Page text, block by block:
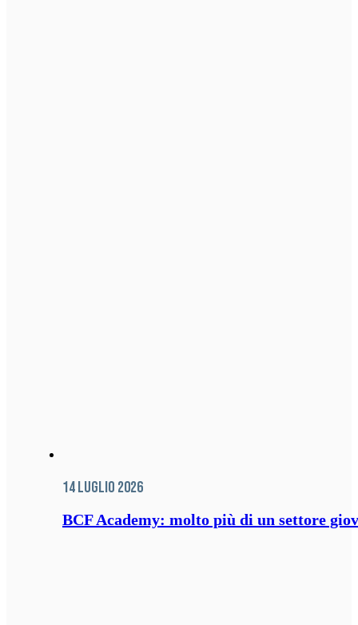
14 Luglio 2026
BCF Academy: molto più di un settore